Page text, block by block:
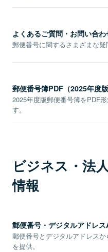
よくあるご質問・お問い合わ
郵便番号に関するさまざまな疑
郵便番号簿PDF（2025年度版
2025年度版郵便番号簿をPDF
す。
ビジネス・法
情報
郵便番号・デジタルアドレス
郵便番号とデジタルアドレス
を提供。